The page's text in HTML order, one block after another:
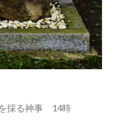
を採る神事 14時